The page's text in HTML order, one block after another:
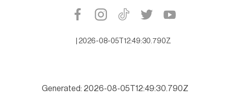
2026-08-05T12:49:30.790Z
Generated: 2026-08-05T12:49:30.790Z